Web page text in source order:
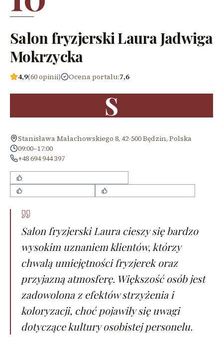
Salon fryzjerski Laura Jadwiga
Mokrzycka
4,9(60 opinii) Ocena portalu:7,6
S
Stanisława Małachowskiego 8, 42-500 Będzin, Polska
09:00–17:00
+48 694 944 397
Salon fryzjerski Laura cieszy się bardzo
wysokim uznaniem klientów, którzy
chwalą umiejętności fryzjerek oraz
przyjazną atmosferę. Większość osób jest
zadowolona z efektów strzyżenia i
koloryzacji, choć pojawiły się uwagi
dotyczące kultury osobistej personelu.